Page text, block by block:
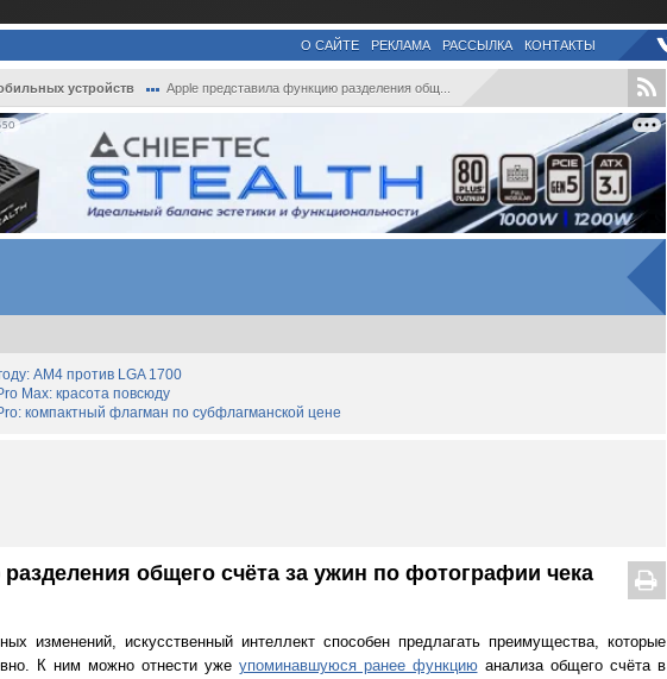
О САЙТЕ РЕКЛАМА РАССЫЛКА КОНТАКТЫ
устройств Apple представила функцию разделения общ...
AM4 против LGA 1700
Max: красота повсюду
компактный флагман по субфлагманской цене
общего счёта за ужин по фотографии чека
изменений, искусственный интеллект способен предлагать преимущества, которые
К ним можно отнести уже упоминавшуюся ранее функциюанализа общего счёта в